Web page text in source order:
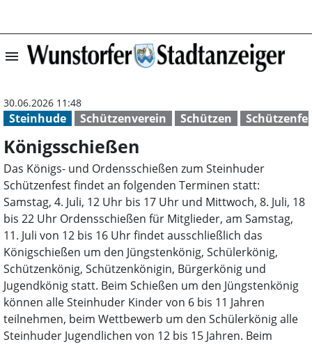
menu
Steinhude Schützenverein Schützen
30.06.2026 11:48
Königsschießen
Das Königs- und Ordensschießen zum Steinhuder
Schützenfest findet an folgenden Terminen statt:
Samstag, 4. Juli, 12 Uhr bis 17 Uhr und Mittwoch, 8. Juli, 18
bis 22 Uhr Ordensschießen für Mitglieder, am Samstag,
11. Juli von 12 bis 16 Uhr findet ausschließlich das
Königschießen um den Jüngstenkönig, Schülerkönig,
Schützenkönig, Schützenkönigin, Bürgerkönig und
Jugendkönig statt. Beim Schießen um den Jüngstenkönig
können alle Steinhuder Kinder von 6 bis 11 Jahren
teilnehmen, beim Wettbewerb um den Schülerkönig alle
Steinhuder Jugendlichen von 12 bis 15 Jahren. Beim